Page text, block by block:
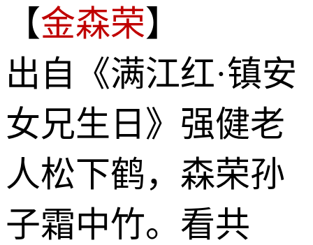
【金森荣】
出自《满江红·镇安
女兄生日》强健老
人松下鹤，森荣孙
子霜中竹。看共